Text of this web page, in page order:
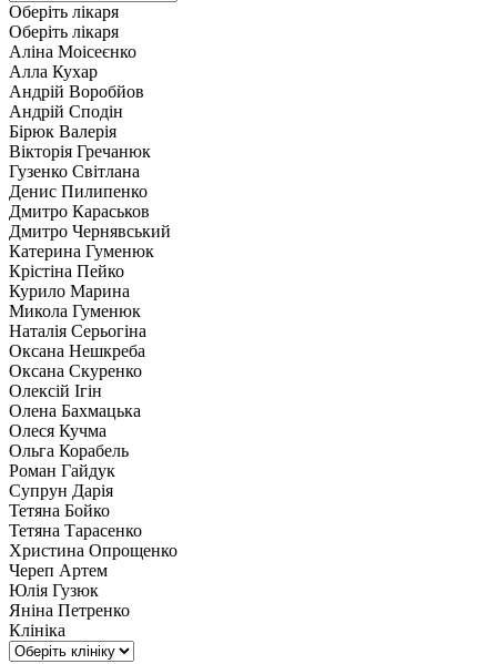
Оберіть лікаря
Оберіть лікаря
Аліна Моісеєнко
Алла Кухар
Андрій Воробйов
Андрій Сподін
Бірюк Валерія
Вікторія Гречанюк
Гузенко Світлана
Денис Пилипенко
Дмитро Караськов
Дмитро Чернявський
Катерина Гуменюк
Крістіна Пейко
Курило Марина
Микола Гуменюк
Наталія Серьогіна
Оксана Нешкреба
Оксана Скуренко
Олексій Ігін
Олена Бахмацька
Олеся Кучма
Ольга Корабель
Роман Гайдук
Супрун Дарія
Тетяна Бойко
Тетяна Тарасенко
Христина Опрощенко
Череп Артем
Юлія Гузюк
Яніна Петренко
Клініка